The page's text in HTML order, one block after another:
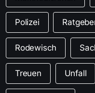
Polizei
Rodewisch
Treuen Unfall